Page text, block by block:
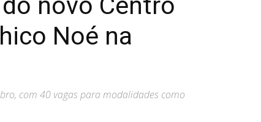
Noé na
com 40 vagas para modalidades como